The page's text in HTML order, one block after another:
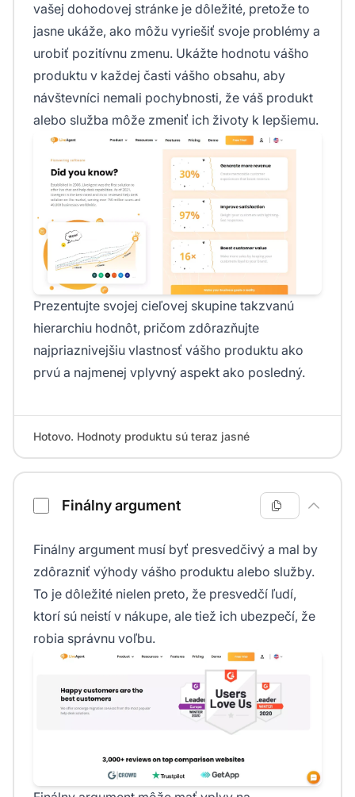
vašej dohodovej stránke je dôležité, pretože to
jasne ukáže, ako môžu vyriešiť svoje problémy a
urobiť pozitívnu zmenu. Ukážte hodnotu vášho
produktu v každej časti vášho obsahu, aby
návštevníci nemali pochybnosti, že váš produkt
alebo služba môže zmeniť ich životy k lepšiemu.
Prezentujte svojej cieľovej skupine takzvanú
hierarchiu hodnôt, pričom zdôrazňujte
najpriaznivejšiu vlastnosť vášho produktu ako
prvú a najmenej vplyvný aspekt ako posledný.
Hotovo. Hodnoty produktu sú teraz jasné
Finálny argument
Finálny argument musí byť presvedčivý a mal by
zdôrazniť výhody vášho produktu alebo služby.
To je dôležité nielen preto, že presvedčí ľudí,
ktorí sú neistí v nákupe, ale tiež ich ubezpečí, že
robia správnu voľbu.